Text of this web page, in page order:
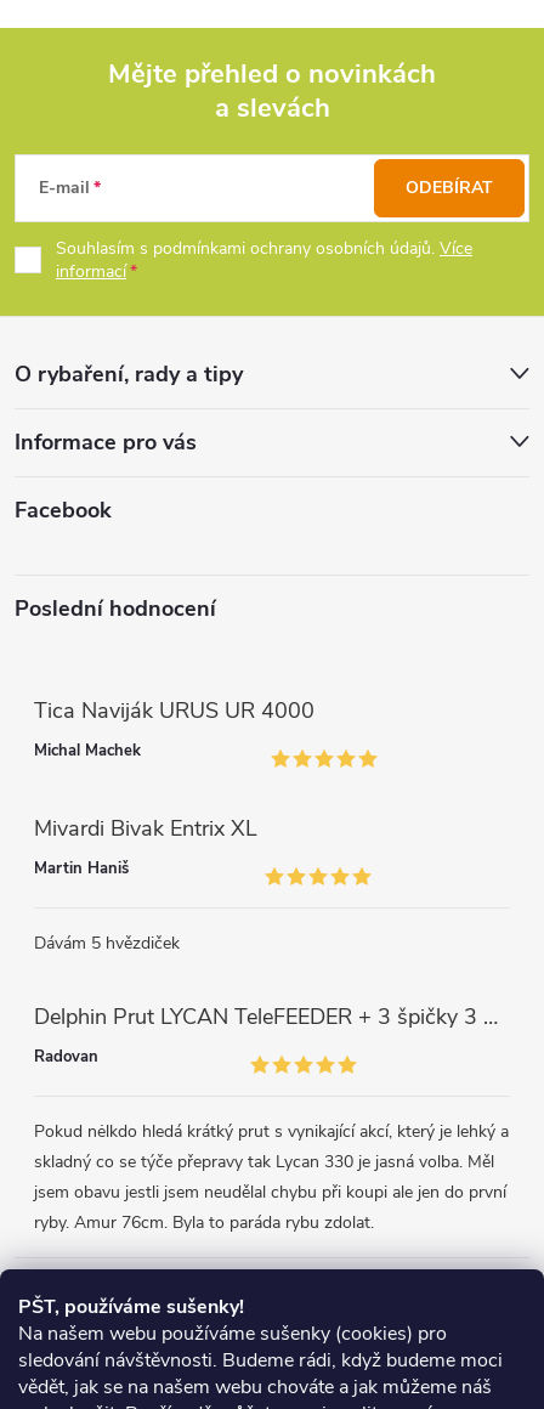
PŠT, používáme sušenky!
Na našem webu používáme sušenky (cookies) pro
sledování návštěvnosti. Budeme rádi, když budeme moci
vědět, jak se na našem webu chováte a jak můžeme náš
á
c
í
p
r
v
y
v
p
s
u
p
a
Mějte přehled o novinkách
a slevách
E-mail
Souhlasím s podmínkami ochrany osobních údajů. Více
informací
ODEBÍRAT
O rybaření, rady a tipy
Informace pro vás
Facebook
Poslední hodnocení
Tica Naviják URUS UR 4000
Michal Machek
Mivardi Bivak Entrix XL
Martin Haniš
Dávám 5 hvězdiček
Delphin Prut LYCAN TeleFEEDER + 3 špičky 3 m, 80 g
Radovan
Pokud nėlkdo hledá krátký prut s vynikající akcí, který je lehký a
skladný co se týče přepravy tak Lycan 330 je jasná volba. Měl
jsem obavu jestli jsem neudělal chybu při koupi ale jen do první
ryby. Amur 76cm. Byla to paráda rybu zdolat.
Přijímáme online platby